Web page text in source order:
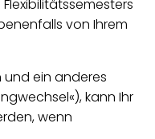
von Ihrem
und ein anderes
kann Ihr
wenn